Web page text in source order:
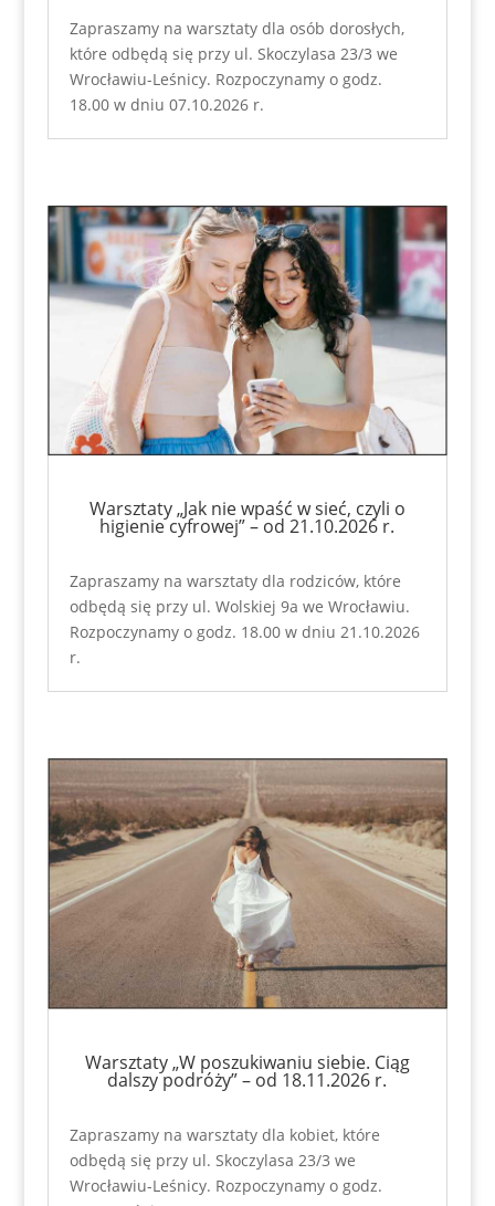
Zapraszamy na warsztaty dla osób dorosłych,
które odbędą się przy ul. Skoczylasa 23/3 we
Wrocławiu-Leśnicy. Rozpoczynamy o godz.
18.00 w dniu 07.10.2026 r.
Warsztaty „Jak nie wpaść w sieć, czyli o
higienie cyfrowej” – od 21.10.2026 r.
Zapraszamy na warsztaty dla rodziców, które
odbędą się przy ul. Wolskiej 9a we Wrocławiu.
Rozpoczynamy o godz. 18.00 w dniu 21.10.2026
r.
Warsztaty „W poszukiwaniu siebie. Ciąg
dalszy podróży” – od 18.11.2026 r.
Zapraszamy na warsztaty dla kobiet, które
odbędą się przy ul. Skoczylasa 23/3 we
Wrocławiu-Leśnicy. Rozpoczynamy o godz.